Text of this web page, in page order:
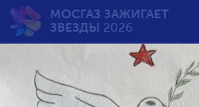
МОСГАЗ ЗАЖИГАЕТ
ЗВЕЗДЫ 2026
Вечный